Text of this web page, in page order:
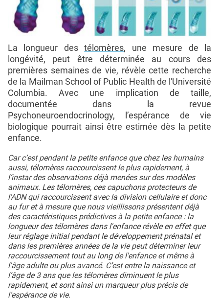
La longueur destélomères, une mesure de la
longévité, peut être déterminée au cours des
premières semaines de vie, révèle cette recherche
de la Mailman School of Public Health de l'Université
Columbia. Avec une implication de taille,
documentée dans la revue
Psychoneuroendocrinology, l’espérance de vie
biologique pourrait ainsi être estimée dès la petite
enfance.
Car c’est pendant la petite enfance que chez les humains
aussi, télomères raccourcissent le plus rapidement, à
l’instar des observations déjà menées sur des modèles
animaux. Les télomères, ces capuchons protecteurs de
l'ADN qui raccourcissent avec la division cellulaire et donc
au fur et à mesure que nous vieillissons présentent déjà
des caractéristiques prédictives à la petite enfance : la
longueur des télomères dans l'enfance révèle en effet que
leur réglage initial pendant le développement prénatal et
dans les premières années de la vie peut déterminer leur
raccourcissement tout au long de l'enfance et même à
l'âge adulte ou plus avancé. C’est entre la naissance et
l’âge de 3 ans que les télomères diminuent le plus
rapidement, et sont ainsi un marqueur plus précis de
l’espérance de vie.